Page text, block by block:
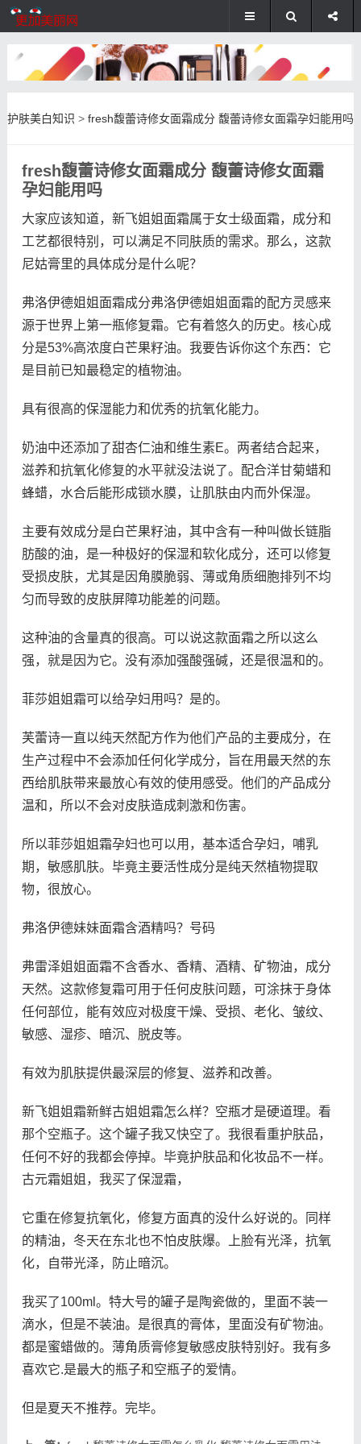
护肤美白知识 > fresh馥蕾诗修女面霜成分 馥蕾诗修女面霜孕妇能用吗
fresh馥蕾诗修女面霜成分 馥蕾诗修女面霜
孕妇能用吗
大家应该知道，新飞姐姐面霜属于女士级面霜，成分和
工艺都很特别，可以满足不同肤质的需求。那么，这款
尼姑膏里的具体成分是什么呢？
弗洛伊德姐姐面霜成分弗洛伊德姐姐面霜的配方灵感来
源于世界上第一瓶修复霜。它有着悠久的历史。核心成
分是53%高浓度白芒果籽油。我要告诉你这个东西：它
是目前已知最稳定的植物油。
具有很高的保湿能力和优秀的抗氧化能力。
奶油中还添加了甜杏仁油和维生素E。两者结合起来，
滋养和抗氧化修复的水平就没法说了。配合洋甘菊蜡和
蜂蜡，水合后能形成锁水膜，让肌肤由内而外保湿。
主要有效成分是白芒果籽油，其中含有一种叫做长链脂
肪酸的油，是一种极好的保湿和软化成分，还可以修复
受损皮肤，尤其是因角膜脆弱、薄或角质细胞排列不均
匀而导致的皮肤屏障功能差的问题。
这种油的含量真的很高。可以说这款面霜之所以这么
强，就是因为它。没有添加强酸强碱，还是很温和的。
菲莎姐姐霜可以给孕妇用吗？是的。
芙蕾诗一直以纯天然配方作为他们产品的主要成分，在
生产过程中不会添加任何化学成分，旨在用最天然的东
西给肌肤带来最放心有效的使用感受。他们的产品成分
温和，所以不会对皮肤造成刺激和伤害。
所以菲莎姐姐霜孕妇也可以用，基本适合孕妇，哺乳
期，敏感肌肤。毕竟主要活性成分是纯天然植物提取
物，很放心。
弗洛伊德妹妹面霜含酒精吗？号码
弗雷泽姐姐面霜不含香水、香精、酒精、矿物油，成分
天然。这款修复霜可用于任何皮肤问题，可涂抹于身体
任何部位，能有效应对极度干燥、受损、老化、皱纹、
敏感、湿疹、暗沉、脱皮等。
有效为肌肤提供最深层的修复、滋养和改善。
新飞姐姐霜新鲜古姐姐霜怎么样？空瓶才是硬道理。看
那个空瓶子。这个罐子我又快空了。我很看重护肤品，
任何不好的我都会停掉。毕竟护肤品和化妆品不一样。
古元霜姐姐，我买了保湿霜，
它重在修复抗氧化，修复方面真的没什么好说的。同样
的精油，冬天在东北也不怕皮肤爆。上脸有光泽，抗氧
化，自带光泽，防止暗沉。
我买了100ml。特大号的罐子是陶瓷做的，里面不装一
滴水，但是不装油。是很真的膏体，里面没有矿物油。
都是蜜蜡做的。薄角质膏修复敏感皮肤特别好。我有多
喜欢它.是最大的瓶子和空瓶子的爱情。
但是夏天不推荐。完毕。